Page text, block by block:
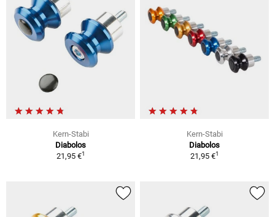
Kern-Stabi
Diabolos
21,95 €1
Kern-Stabi
Diabolos
21,95 €1